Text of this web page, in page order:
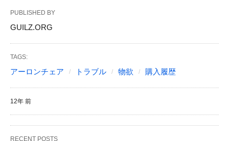
PUBLISHED BY
GUILZ.ORG
TAGS:
アーロンチェア トラブル 物欲 購入履歴
12年 前
RECENT POSTS